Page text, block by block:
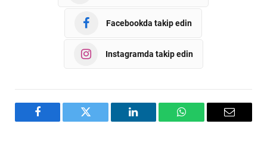
Facebookda takip edin
Instagramda takip edin
Facebook Twitter LinkedIn WhatsAppEmail